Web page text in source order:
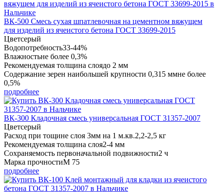
ВК-500 Смесь сухая шпатлевочная на цементном вяжущем
для изделий из ячеистого бетона ГОСТ 33699-2015
Цветсерый
Водопотребность33-44%
Влажностьне более 0,3%
Рекомендуемая толщина слоядо 2 мм
Содержание зерен наибольшей крупности 0,315 ммне более
0,5%
подробнее
ВК-300 Кладочная смесь универсальная ГОСТ 31357-2007
Цветсерый
Расход при тощине слоя 3мм на 1 м.кв.2,2-2,5 кг
Рекомендуемая толщина слоя2-4 мм
Сохраняемость первоначальной подвижности2 ч
Марка прочностиМ 75
подробнее